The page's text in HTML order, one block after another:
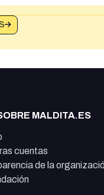
MALDITA.ES
cuentas
de la